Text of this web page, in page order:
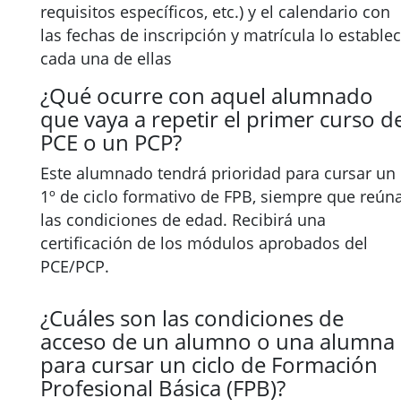
requisitos específicos, etc.) y el calendario con
las fechas de inscripción y matrícula lo
cada una de ellas
¿Qué ocurre con aquel alumnado
que vaya a repetir el primer curso
PCE o un PCP?
Este alumnado tendrá prioridad para cursar un
1º de ciclo formativo de FPB, siempre que
las condiciones de edad. Recibirá una
certificación de los módulos aprobados del
PCE/PCP.
¿Cuáles son las condiciones de
acceso de un alumno o una alumna
para cursar un ciclo de Formación
Profesional Básica (FPB)?